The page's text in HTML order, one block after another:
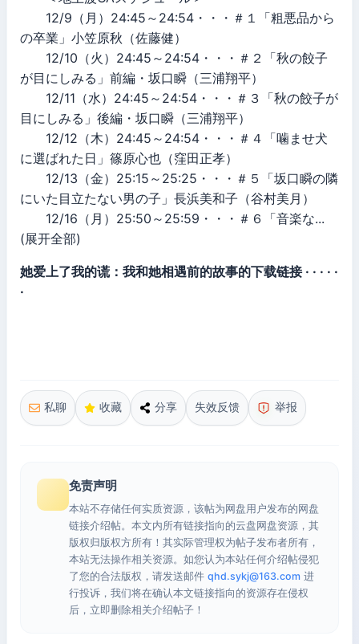
12/9（月）24:45～24:54・・・＃１「粗悪品から
の卒業」小笠原秋（佐藤健）
12/10（火）24:45～24:54・・・＃２「秋の餃子
が目にしみる」前編・坂口瞬（三浦翔平）
12/11（水）24:45～24:54・・・＃３「秋の餃子が
目にしみる」後編・坂口瞬（三浦翔平）
12/12（木）24:45～24:54・・・＃４「噛ませ犬
に選ばれた日」篠原心也（窪田正孝）
12/13（金）25:15～25:25・・・＃５「坂口瞬の隣
にいた目立たない男の子」長浜美和子（谷村美月）
12/16（月）25:50～25:59・・・＃６「音楽な...
(展开全部)
她爱上了我的谎：我和她相遇前的故事的下载链接 · · · · ·
·
私聊 收藏 分享 失效反馈 举报
免责声明
本站不存储任何实质资源，该帖为网盘用户发布的网盘
链接介绍帖。本文内所有链接指向的云盘网盘资源，其
版权归版权方所有！其实际管理权为帖子发布者所有，
本站无法操作相关资源。如您认为本站任何介绍帖侵犯
了您的合法版权，请发送邮件 qhd.sykj@163.com 进
行投诉，我们将在确认本文链接指向的资源存在侵权
后，立即删除相关介绍帖子！